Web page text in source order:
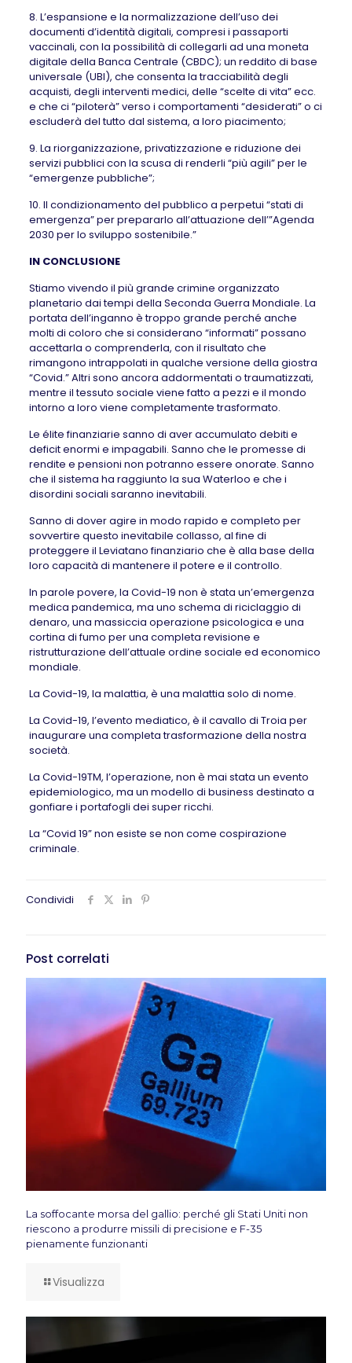
8. L’espansione e la normalizzazione dell’uso dei
documenti d’identità digitali, compresi i passaporti
vaccinali, con la possibilità di collegarli ad una moneta
digitale della Banca Centrale (CBDC); un reddito di base
universale (UBI), che consenta la tracciabilità degli
acquisti, degli interventi medici, delle “scelte di vita” ecc.
e che ci “piloterà” verso i comportamenti “desiderati” o ci
escluderà del tutto dal sistema, a loro piacimento;
9. La riorganizzazione, privatizzazione e riduzione dei
servizi pubblici con la scusa di renderli “più agili” per le
“emergenze pubbliche”;
10. Il condizionamento del pubblico a perpetui “stati di
emergenza” per prepararlo all’attuazione dell’”Agenda
2030 per lo sviluppo sostenibile.”
IN CONCLUSIONE
Stiamo vivendo il più grande crimine organizzato
planetario dai tempi della Seconda Guerra Mondiale. La
portata dell’inganno è troppo grande perché anche
molti di coloro che si considerano “informati” possano
accettarla o comprenderla, con il risultato che
rimangono intrappolati in qualche versione della giostra
“Covid.” Altri sono ancora addormentati o traumatizzati,
mentre il tessuto sociale viene fatto a pezzi e il mondo
intorno a loro viene completamente trasformato.
Le élite finanziarie sanno di aver accumulato debiti e
deficit enormi e impagabili. Sanno che le promesse di
rendite e pensioni non potranno essere onorate. Sanno
che il sistema ha raggiunto la sua Waterloo e che i
disordini sociali saranno inevitabili.
Sanno di dover agire in modo rapido e completo per
sovvertire questo inevitabile collasso, al fine di
proteggere il Leviatano finanziario che è alla base della
loro capacità di mantenere il potere e il controllo.
In parole povere, la Covid-19 non è stata un’emergenza
medica pandemica, ma uno schema di riciclaggio di
denaro, una massiccia operazione psicologica e una
cortina di fumo per una completa revisione e
ristrutturazione dell’attuale ordine sociale ed economico
mondiale.
La Covid-19, la malattia, è una malattia solo di nome.
La Covid-19, l’evento mediatico, è il cavallo di Troia per
inaugurare una completa trasformazione della nostra
società.
La Covid-19TM, l’operazione, non è mai stata un evento
epidemiologico, ma un modello di business destinato a
gonfiare i portafogli dei super ricchi.
La “Covid 19” non esiste se non come cospirazione
criminale.
Condividi
Post correlati
La soffocante morsa del gallio: perché gli Stati Uniti non
riescono a produrre missili di precisione e F-35
pienamente funzionanti
Visualizza